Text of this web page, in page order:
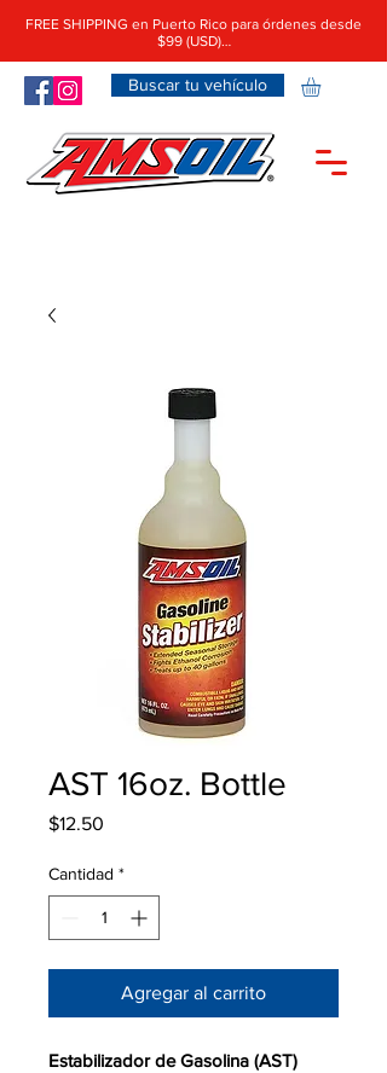
Buscar tu vehículo
FREE SHIPPING en Puerto Rico para órdenes desde
$99 (USD)…
AST 16oz. Bottle
$12.50
Cantidad *
Agregar al carrito
Estabilizador de Gasolina (AST)